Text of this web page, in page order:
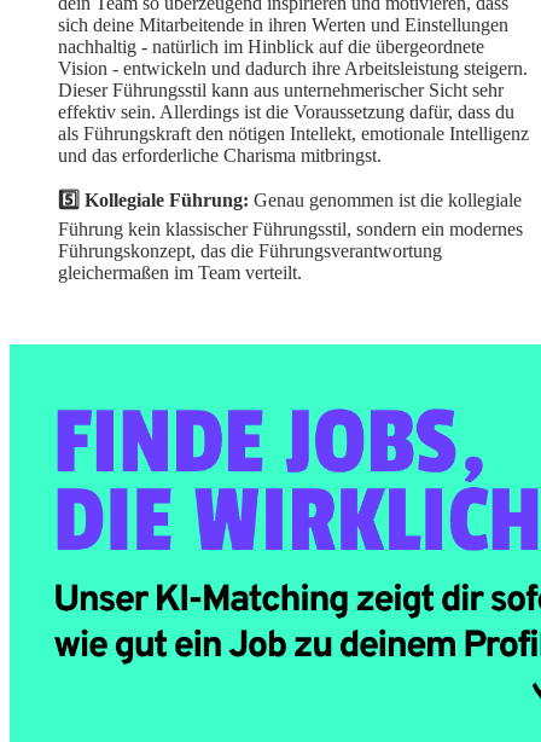
sich deine Mitarbeitende in ihren Werten und Einstellungen
nachhaltig - natürlich im Hinblick auf die übergeordnete
Vision - entwickeln und dadurch ihre Arbeitsleistung steigern.
Dieser Führungsstil kann aus unternehmerischer Sicht sehr
effektiv sein. Allerdings ist die Voraussetzung dafür, dass du
als Führungskraft den nötigen Intellekt, emotionale Intelligenz
und das erforderliche Charisma mitbringst.
5️⃣ Kollegiale Führung: Genau genommen ist die kollegiale
Führung kein klassischer Führungsstil, sondern ein modernes
Führungskonzept, das die Führungsverantwortung
gleichermaßen im Team verteilt.